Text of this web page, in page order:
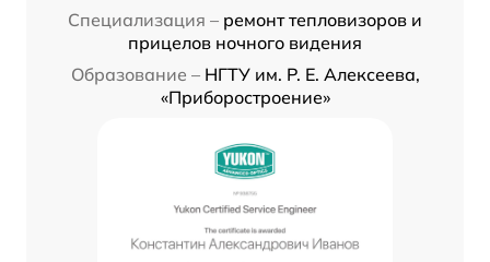
Специализация – ремонт тепловизоров и
прицелов ночного видения
Образование – НГТУ им. Р. Е. Алексеева,
«Приборостроение»